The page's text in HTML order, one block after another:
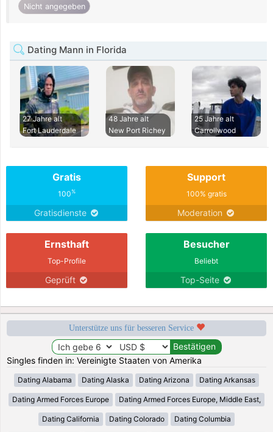
Nicht angegeben
Dating Mann in Florida
27 Jahre alt
Fort Lauderdale
48 Jahre alt
New Port Richey
25 Jahre alt
Carrollwood
Gratis
100%
Gratisdienste
Support
100% gratis
Moderation
Ernsthaft
Top-Profile
Geprüft
Besucher
Beliebt
Top-Seite
Unterstütze uns für besseren Service
Singles finden in: Vereinigte Staaten von Amerika
Dating Alabama Dating Alaska Dating Arizona Dating Arkansas
Dating Armed Forces Europe Dating Armed Forces Europe, Middle East,
Dating California Dating Colorado Dating Columbia